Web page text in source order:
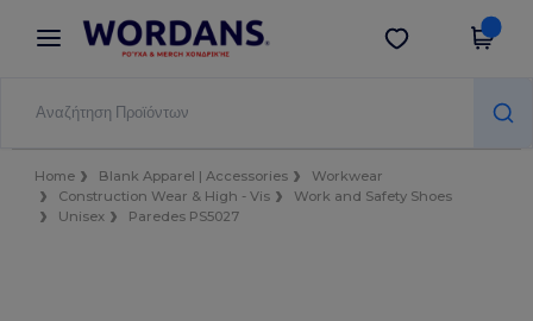
× Εφαρμογή Wordans
Καλύτερες τιμές στην εφαρμογή!
Λήψη app
Home Blank Apparel | Accessories
Workwear
Construction Wear & High - Vis
Work and Safety Shoes
Unisex
Paredes PS5027